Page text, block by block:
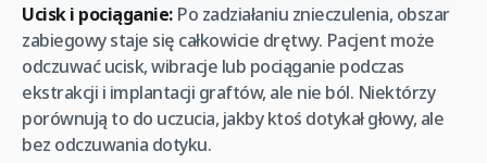
Ucisk i pociąganie:Po zadziałaniu znieczulenia, obszar
zabiegowy staje się całkowicie drętwy. Pacjent może
odczuwać ucisk, wibracje lub pociąganie podczas
ekstrakcji i implantacji graftów, ale nie ból. Niektórzy
porównują to do uczucia, jakby ktoś dotykał głowy, ale
bez odczuwania dotyku.